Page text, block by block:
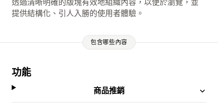
提供結構化、引人入勝的使用者體驗。
包含哪些內容
功能
商品推銷